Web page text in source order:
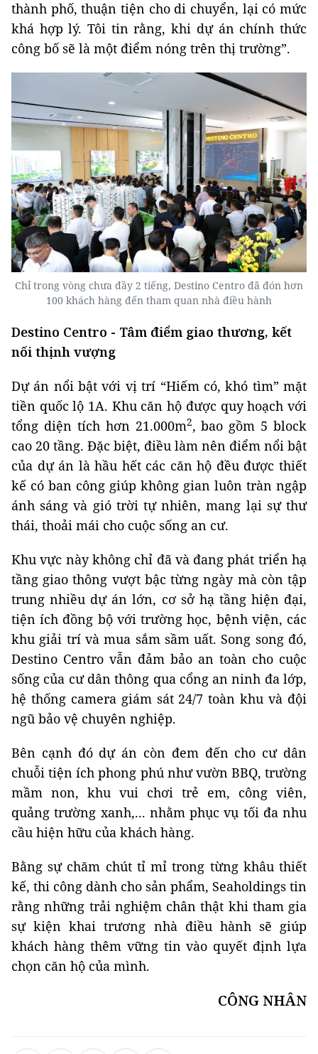
thành phố, thuận tiện cho di chuyển, lại có mức
khá hợp lý. Tôi tin rằng, khi dự án chính thức
công bố sẽ là một điểm nóng trên thị trường”.
Chỉ trong vòng chưa đầy 2 tiếng, Destino Centro đã đón hơn
100 khách hàng đến tham quan nhà điều hành
Destino Centro - Tâm điểm giao thương, kết
nối thịnh vượng
Dự án nổi bật với vị trí “Hiếm có, khó tìm” mặt
tiền quốc lộ 1A. Khu căn hộ được quy hoạch với
tổng diện tích hơn 21.000m2, bao gồm 5 block
cao 20 tầng. Đặc biệt, điều làm nên điểm nổi bật
của dự án là hầu hết các căn hộ đều được thiết
kế có ban công giúp không gian luôn tràn ngập
ánh sáng và gió trời tự nhiên, mang lại sự thư
thái, thoải mái cho cuộc sống an cư.
Khu vực này không chỉ đã và đang phát triển hạ
tầng giao thông vượt bậc từng ngày mà còn tập
trung nhiều dự án lớn, cơ sở hạ tầng hiện đại,
tiện ích đồng bộ với trường học, bệnh viện, các
khu giải trí và mua sắm sầm uất. Song song đó,
Destino Centro vẫn đảm bảo an toàn cho cuộc
sống của cư dân thông qua cổng an ninh đa lớp,
hệ thống camera giám sát 24/7 toàn khu và đội
ngũ bảo vệ chuyên nghiệp.
Bên cạnh đó dự án còn đem đến cho cư dân
chuỗi tiện ích phong phú như vườn BBQ, trường
mầm non, khu vui chơi trẻ em, công viên,
quảng trường xanh,... nhằm phục vụ tối đa nhu
cầu hiện hữu của khách hàng.
Bằng sự chăm chút tỉ mỉ trong từng khâu thiết
kế, thi công dành cho sản phẩm, Seaholdings tin
rằng những trải nghiệm chân thật khi tham gia
sự kiện khai trương nhà điều hành sẽ giúp
khách hàng thêm vững tin vào quyết định lựa
chọn căn hộ của mình.
CÔNG NHÂN